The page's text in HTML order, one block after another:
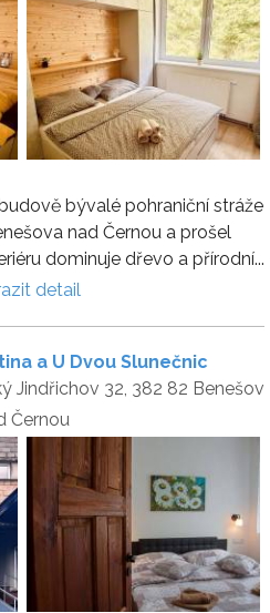
bývalé pohraniční stráže
nad Černou a prošel
dominuje dřevo a přírodní...
detail
a U Dvou Slunečnic
Jindřichov 32, 382 82 Benešov
Černou